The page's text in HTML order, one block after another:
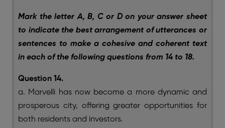
Mark the letter A, B, C or D on your answer sheet
to indicate the best arrangement of utterances or
sentences to make a cohesive and coherent text
in each of the following questions from 14 to 18.
Question 14.
a. Marvelli has now become a more dynamic and
prosperous city, offering greater opportunities for
both residents and investors.